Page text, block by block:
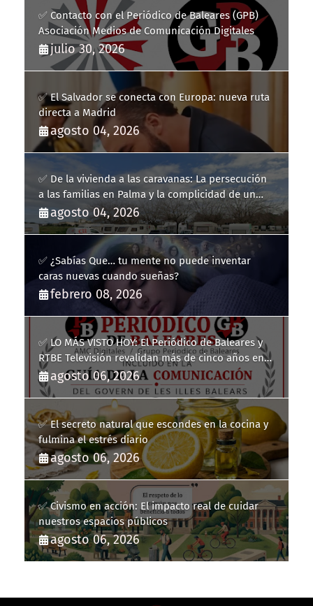
✅ Contacto con el Periódico de Baleares (GPB)
Asociación Medios de Comunicación Digitales
julio 30, 2026
✅ El Salvador se conecta con Europa: nueva ruta
directa a Madrid
agosto 04, 2026
✅ De la vivienda a las caravanas: La persecución
a las familias en Palma y la complicidad de un
fracaso heredado
agosto 04, 2026
✅ ¿Sabías Que… tu mente no puede inventar
caras nuevas cuando sueñas?
febrero 08, 2026
✅ LO MÁS VISTO HOY: El Periódico de Baleares y
RTBE Televisión revalidan más de cinco años en
la Guía de la Comunicación del Govern de les Illes
Balears
agosto 06, 2026
✅ El secreto natural que escondes en la cocina y
fulmina el estrés diario
agosto 06, 2026
✅ Civismo en acción: El impacto real de cuidar
nuestros espacios públicos
agosto 06, 2026